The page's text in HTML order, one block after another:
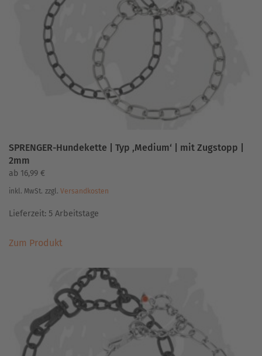
Optionen
Produktseite
gewählt
werden
SPRENGER-Hundekette | Typ ‚Medium‘ | mit Zugstopp |
2mm
ab 16,99 €
inkl. MwSt. zzgl. Versandkosten
Lieferzeit: 5 Arbeitstage
Zum ProduktProdukt
mehrere
Varianten
auf.
Die